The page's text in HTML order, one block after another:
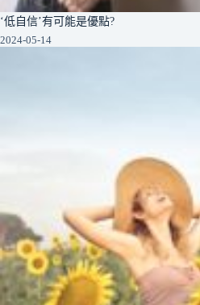
‘低自信’有可能是優點?
2024-05-14